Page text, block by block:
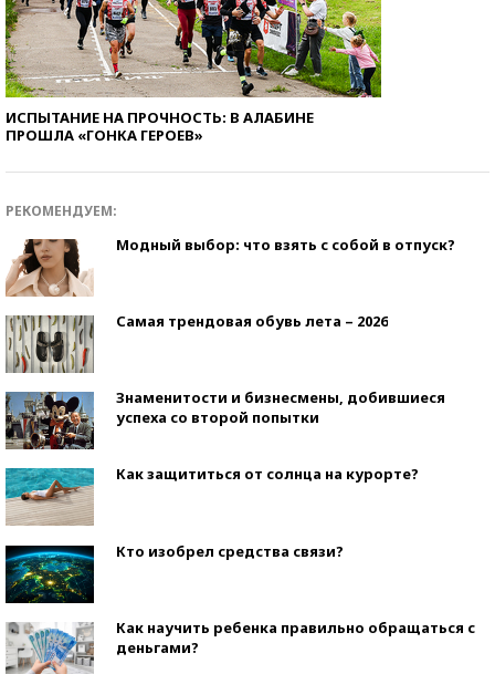
ИСПЫТАНИЕ НА ПРОЧНОСТЬ: В АЛАБИНЕ
ПРОШЛА «ГОНКА ГЕРОЕВ»
РЕКОМЕНДУЕМ:
Модный выбор: что взять с собой в отпуск?
Самая трендовая обувь лета – 2026
Знаменитости и бизнесмены, добившиеся
успеха со второй попытки
Как защититься от солнца на курорте?
Кто изобрел средства связи?
Как научить ребенка правильно обращаться с
деньгами?